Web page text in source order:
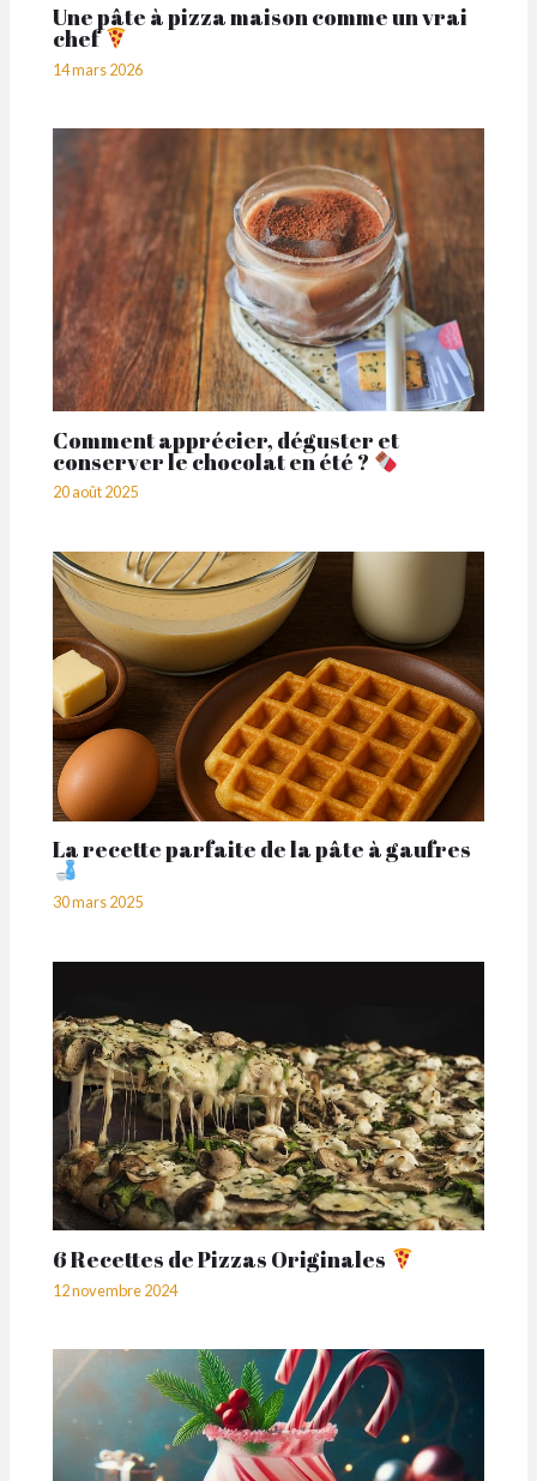
Une pâte à pizza maison comme un vrai
chef
14 mars 2026
Comment apprécier, déguster et
conserver le chocolat en été ?
20 août 2025
La recette parfaite de la pâte à gaufres
30 mars 2025
6 Recettes de Pizzas Originales
12 novembre 2024